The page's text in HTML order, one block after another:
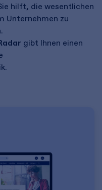
hilft, die wesentlichen
Unternehmen zu
gibt Ihnen einen